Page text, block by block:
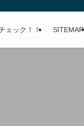
ェック！！ SITEMAP